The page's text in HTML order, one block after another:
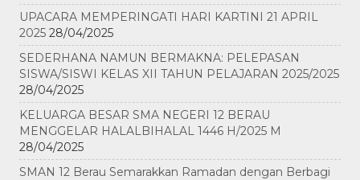
UPACARA MEMPERINGATI HARI KARTINI 21 APRIL
2025 28/04/2025
SEDERHANA NAMUN BERMAKNA: PELEPASAN
SISWA/SISWI KELAS XII TAHUN PELAJARAN 2025/2025
28/04/2025
KELUARGA BESAR SMA NEGERI 12 BERAU
MENGGELAR HALALBIHALAL 1446 H/2025 M
28/04/2025
SMAN 12 Berau Semarakkan Ramadan dengan Berbagi